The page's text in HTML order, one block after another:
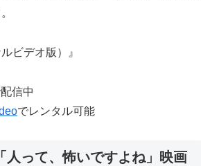
ビデオ版）』
信中
でレンタル可能
人って、怖いですよね」映画